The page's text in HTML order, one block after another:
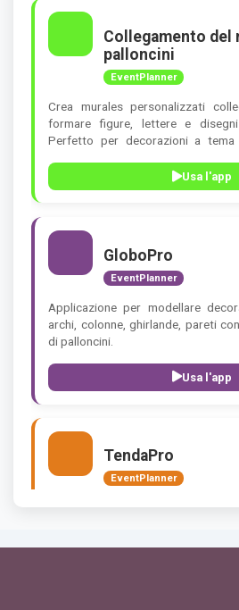
Collegamento del
palloncini
EventPlanner
Crea murales personalizzati
formare figure, lettere e
Perfetto per decorazioni a tema
Usa l'app
GloboPro
EventPlanner
Applicazione per modellare
archi, colonne, ghirlande, pareti
di palloncini.
Usa l'app
TendaPro
EventPlanner
Applicazione per creare uno